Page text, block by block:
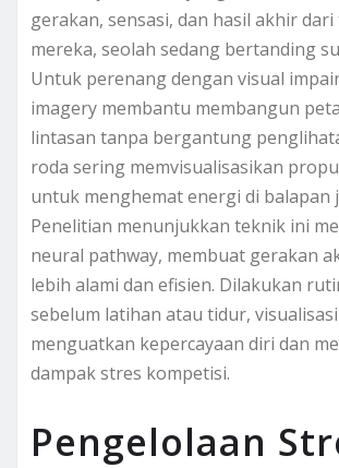
gerakan, sensasi, dan hasil akhir
mereka, seolah sedang bertanding
Untuk perenang dengan visual
imagery membantu membangun
lintasan tanpa bergantung
roda sering memvisualisasikan
untuk menghemat energi di balapan
Penelitian menunjukkan teknik ini
neural pathway, membuat gerakan
lebih alami dan efisien. Dilakukan
sebelum latihan atau tidur,
menguatkan kepercayaan diri dan
dampak stres kompetisi.
Pengelolaan